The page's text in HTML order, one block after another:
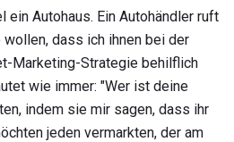
ein Autohaus. Ein Autohändler ruft
dass ich ihnen bei der
Marketing-Strategie behilflich
wie immer: "Wer ist deine
indem sie mir sagen, dass ihr
jeden vermarkten, der am